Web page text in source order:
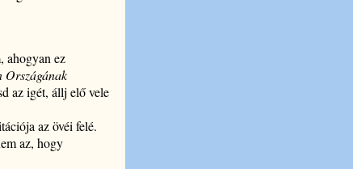
ahogyan ez
Országának
az igét, állj elő vele
az övéi felé.
az, hogy